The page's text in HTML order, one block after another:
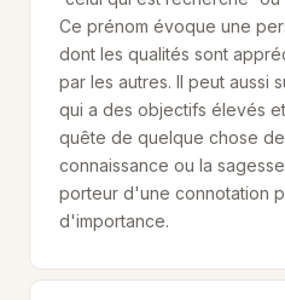
Ce prénom évoque une
dont les qualités sont
par les autres. Il peut aussi
qui a des objectifs élevés
quête de quelque chose
connaissance ou la
porteur d'une connotation
d'importance.